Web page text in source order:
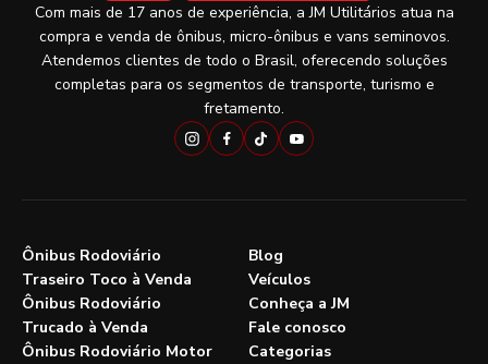
Com mais de 17 anos de experiência, a JM Utilitários atua na
compra e venda de ônibus, micro-ônibus e vans seminovos.
Atendemos clientes de todo o Brasil, oferecendo soluções
completas para os segmentos de transporte, turismo e
fretamento.
Ônibus Rodoviário
Traseiro Toco à Venda
Ônibus Rodoviário
Trucado à Venda
Ônibus Rodoviário Motor
Blog
Veículos
Conheça a JM
Fale conosco
Categorias